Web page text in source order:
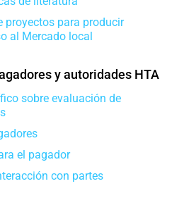
proyectos para producir
al Mercado local
y autoridades HTA
sobre evaluación de
el pagador
con partes